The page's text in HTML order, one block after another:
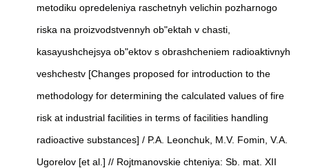
metodiku opredeleniya raschetnyh velichin pozharnogo
riska na proizvodstvennyh ob"ektah v chasti,
kasayushchejsya ob"ektov s obrashcheniem radioaktivnyh
veshchestv [Changes proposed for introduction to the
methodology for determining the calculated values ​​of fire
risk at industrial facilities in terms of facilities handling
radioactive substances] / P.A. Leonchuk, M.V. Fomin, V.A.
Ugorelov [et al.] // Rojtmanovskie chteniya: Sb. mat. XII